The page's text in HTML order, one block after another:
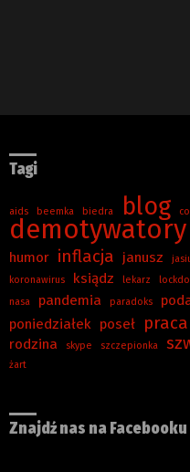
Tagi
aids beemka biedra blog
demotywatory
humor inflacja janusz
koronawirus ksiądz lekarz
nasa pandemia paradoks
poniedziałek poseł praca
rodzina skype szczepionka
żart
Znajdź nas na Facebooku